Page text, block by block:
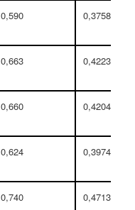
0,590 0,37583
0,663 0,42233
0,660 0,42042
0,624 0,39749
0,740 0,47138